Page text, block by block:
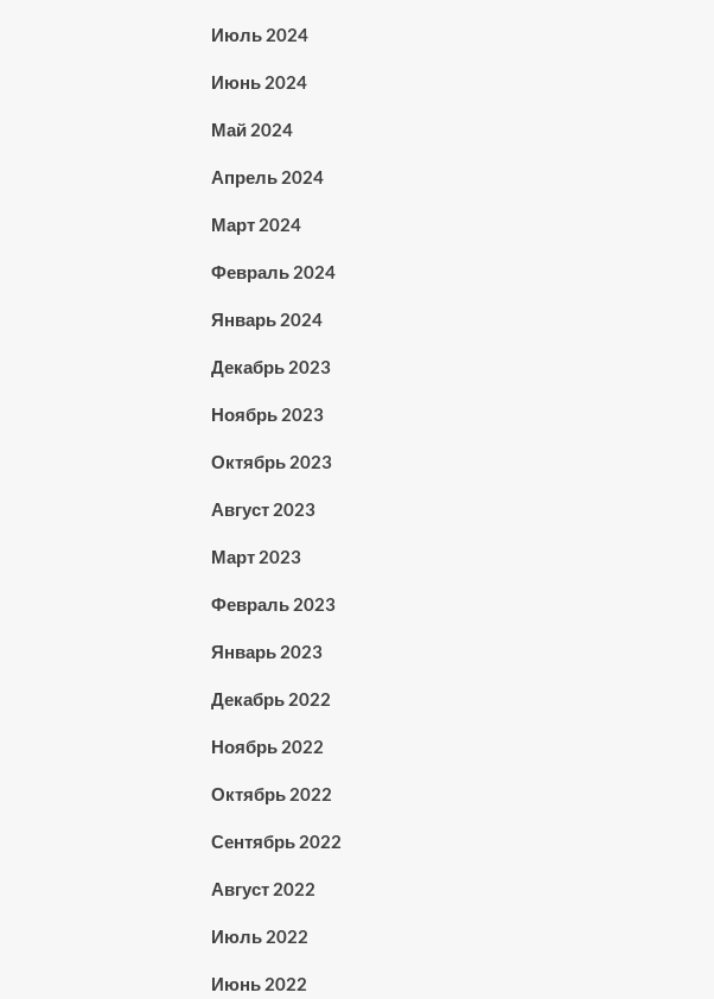
Июль 2024
Июнь 2024
Май 2024
Апрель 2024
Март 2024
Февраль 2024
Январь 2024
Декабрь 2023
Ноябрь 2023
Октябрь 2023
Август 2023
Март 2023
Февраль 2023
Январь 2023
Декабрь 2022
Ноябрь 2022
Октябрь 2022
Сентябрь 2022
Август 2022
Июль 2022
Июнь 2022